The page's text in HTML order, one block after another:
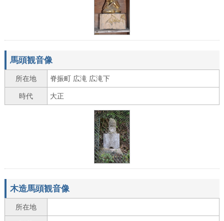
馬頭観音像
所在地 脊振町 広滝 広滝下
時代 大正
木造馬頭観音像
所在地